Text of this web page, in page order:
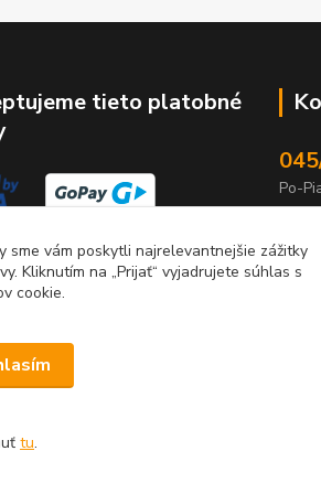
tieto platobné
Po-
sme vám poskytli najrelevantnejšie zážitky
Kliknutím na „Prijať“ vyjadrujete súhlas s
cookie.
tu.